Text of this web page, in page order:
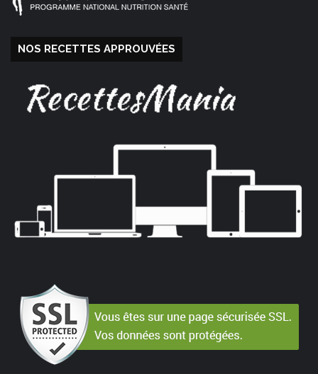
NOS RECETTES APPROUVÉES